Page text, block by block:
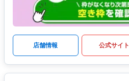
店舗情報 公式サイト